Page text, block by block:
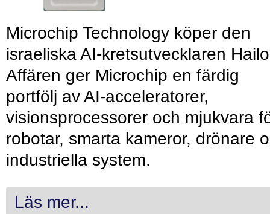
Microchip Technology köper den
israeliska AI-kretsutvecklaren
Affären ger Microchip en färdig
portfölj av AI-acceleratorer,
visionsprocessorer och mjukvara
robotar, smarta kameror, drönare
industriella system.
Läs mer...